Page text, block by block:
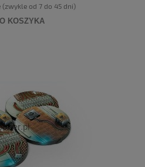
od 7 do 45 dni)
KOSZYKA